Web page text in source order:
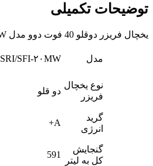
توضیحات تکمیلی
یخچال فریزر دوقلو 40 فوت دوو مدل SRI/SFI-20MW
مدل SRI/SFI-۲۰MW
نوع یخچال
فریزر
دو قلو
گرید
انرژی
A+
گنجایش
کل به لیتر
591